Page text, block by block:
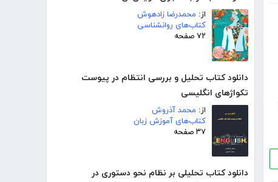
از: محمدرضا زادهوش
کتاب‌های روانشناسی
۷۲ صفحه
دانلود کتاب تحلیل و بررسی انتظام در پیوست
تکواژهای انگلیسی
از: محمد آذروش
کتاب‌های آموزش زبان
۳۷ صفحه
دانلود کتاب تحلیلی بر نظام نحو دستوری در